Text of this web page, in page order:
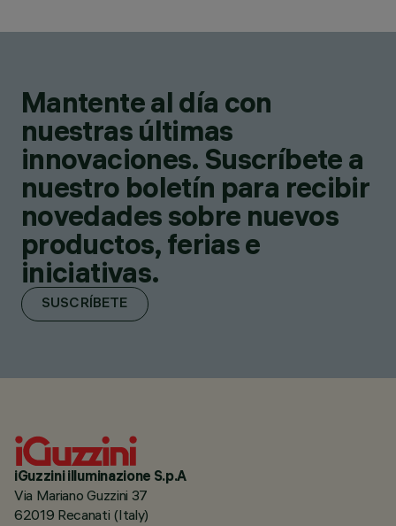
Mantente al día con
nuestras últimas
innovaciones. Suscríbete a
nuestro boletín para recibir
novedades sobre nuevos
productos, ferias e
iniciativas.
SUSCRÍBETE
iGuzzini illuminazione S.p.A
Via Mariano Guzzini 37
62019 Recanati (Italy)